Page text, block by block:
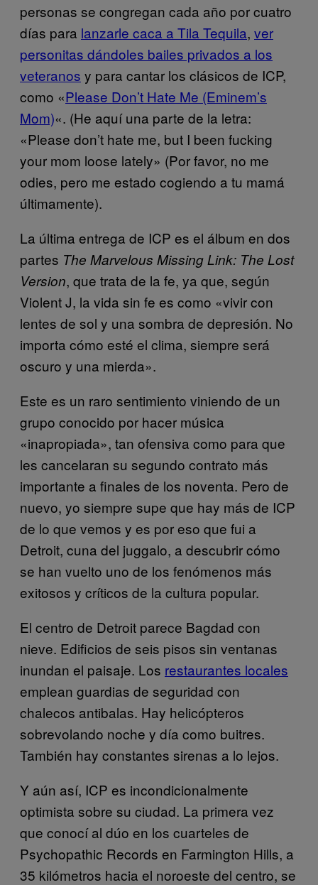
personas se congregan cada año por cuatro
días para lanzarle caca a Tila Tequila, ver
personitas dándoles bailes privados a los
veteranos y para cantar los clásicos de ICP,
como «Please Don’t Hate Me (Eminem’s
Mom)«. (He aquí una parte de la letra:
«Please don’t hate me, but I been fucking
your mom loose lately» (Por favor, no me
odies, pero me estado cogiendo a tu mamá
últimamente).
La última entrega de ICP es el álbum en dos
partes The Marvelous Missing Link: The Lost
Version, que trata de la fe, ya que, según
Violent J, la vida sin fe es como «vivir con
lentes de sol y una sombra de depresión. No
importa cómo esté el clima, siempre será
oscuro y una mierda».
Este es un raro sentimiento viniendo de un
grupo conocido por hacer música
«inapropiada», tan ofensiva como para que
les cancelaran su segundo contrato más
importante a finales de los noventa. Pero de
nuevo, yo siempre supe que hay más de ICP
de lo que vemos y es por eso que fui a
Detroit, cuna del juggalo, a descubrir cómo
se han vuelto uno de los fenómenos más
exitosos y críticos de la cultura popular.
El centro de Detroit parece Bagdad con
nieve. Edificios de seis pisos sin ventanas
inundan el paisaje. Los restaurantes locales
emplean guardias de seguridad con
chalecos antibalas. Hay helicópteros
sobrevolando noche y día como buitres.
También hay constantes sirenas a lo lejos.
Y aún así, ICP es incondicionalmente
optimista sobre su ciudad. La primera vez
que conocí al dúo en los cuarteles de
Psychopathic Records en Farmington Hills, a
35 kilómetros hacia el noroeste del centro, se